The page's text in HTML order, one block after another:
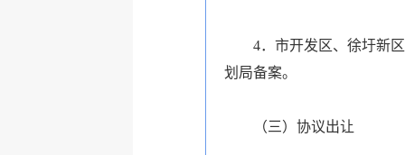
4．市开发区、徐圩新
划局备案。
（三）协议出让